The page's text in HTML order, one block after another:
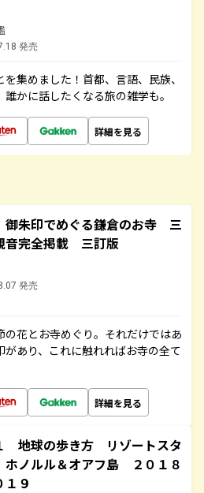
発売
集めました！首都、言語、民族、
かに話したくなる旅の雑学も。
詳細を見る
朱印でめぐる鎌倉のお寺 三
音完全掲載 三訂版
発売
花とお寺めぐり。それだけではあ
があり、これに触れればお寺の全て
詳細を見る
地球の歩き方 リゾートスタ
ノルル＆オアフ島 ２０１８
１９